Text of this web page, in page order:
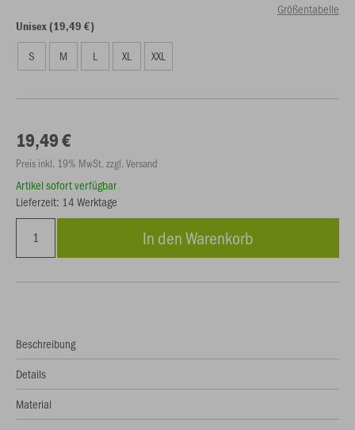
Größentabelle
Unisex (19,49 €)
S M L XL XXL
19,49 €
Preis inkl. 19% MwSt. zzgl. Versand
Artikel sofort verfügbar
Lieferzeit: 14 Werktage
In den Warenkorb
Beschreibung
Details
Material